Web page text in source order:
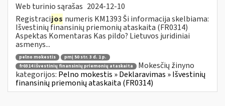
Web turinio sąrašas 2024-12-10
Registracijos numeris KM1393 Ši informacija skelbiama:
Išvestinių finansinių priemonių ataskaita (FR0314)
Aspektas Komentaras Kas pildo? Lietuvos juridiniai
asmenys...
pelno mokestis
pmį 50 str. 3 d. 1 p.
fr0314 išvestinių finansinių priemonių ataskaita
Mokesčių žinyno
kategorijos: Pelno mokestis » Deklaravimas » Išvestinių
finansinių priemonių ataskaita (FR0314)